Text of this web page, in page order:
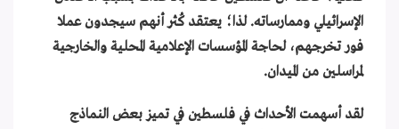
الإسرائيلي وممارساته. لذا؛ يعتقد كُثر أنهم سيجدون عملا
فور تخرجهم، لحاجة المؤسسات الإعلامية المحلية والخارجية
لمراسلين من الميدان.
لقد أسهمت الأحداث في فلسطين في تميز بعض النماذج